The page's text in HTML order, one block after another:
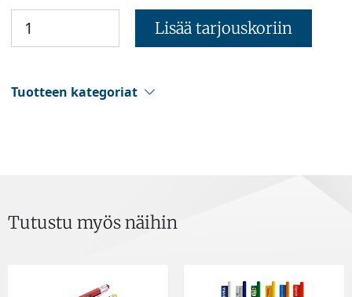
Lisää tarjouskoriin
Tuotteen kategoriat
Tutustu myös näihin